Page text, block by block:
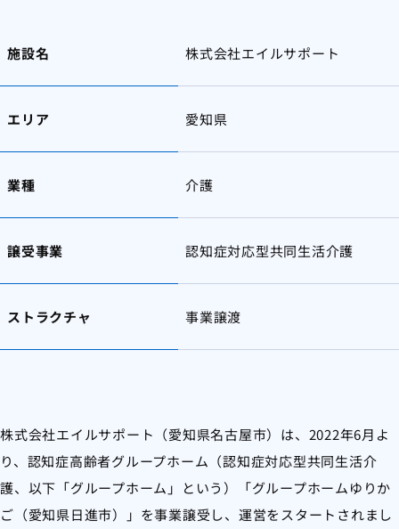
施設名 株式会社エイルサポート
エリア 愛知県
業種 介護
譲受事業 認知症対応型共同生活介護
ストラクチャ 事業譲渡
株式会社エイルサポート（愛知県名古屋市）は、2022年6月よ
り、認知症高齢者グループホーム（認知症対応型共同生活介
護、以下「グループホーム」という）「グループホームゆりか
ご（愛知県日進市）」を事業譲受し、運営をスタートされまし